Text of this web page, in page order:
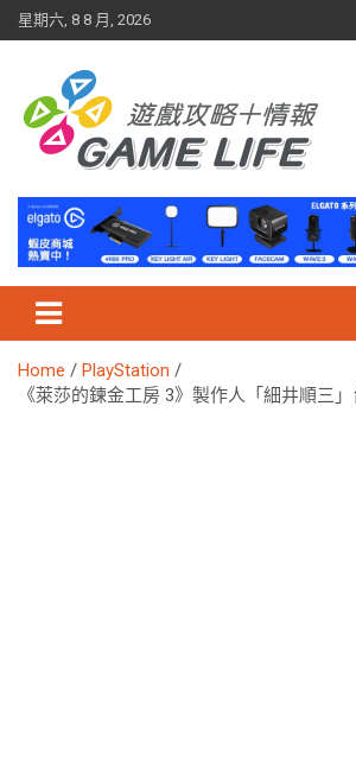
Skip
to
星期六, 8 8 月, 2026
Home
PlayStation
《萊莎的鍊金工房 3》製作人「細井順三